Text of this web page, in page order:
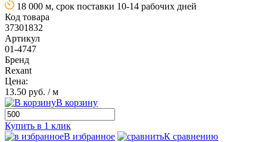
18 000 м, срок поставки 10-14 рабочих дней
Код товара
37301832
Артикул
01-4747
Бренд
Rexant
Цена:
13.50 руб. / м
В корзину
Купить в 1 клик
В избранное
К сравнению